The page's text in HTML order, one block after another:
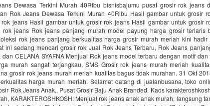
Dewasa Terkini Murah 40Ribu bisnisbajumu pusat grosir rok jeans
Rok Jeans Dewasa Terkini Murah 40Ribu Hasil gambar untuk grosir
jeans Hasil gambar untuk grosir rok jeans Hasil gambar untuk grosir
rok jeans Rok jeans panjang murah model payung harga grosir terlaris
rok jeans panjang berkualitas harga grosir murah meriah kini
ini sedang mencari grosir rok Jual Rok Jeans Terbaru, Rok Jeans
CELANA SYAFNA Menjual Rok jeans model terbaru dengan motif dan
murah sangat terjangkau, SMS Grosir rok jeans murah meriah
grosir rok jeans murah meriah kualitas bagus tidak murahan. 31 Okt
harga murah meriah. Selamat datang di jualanbusana, toko
Rok Jeans Anak,, Pusat Grosir Baju Anak Branded, Kaos
KARAKTEROSHKOSH: Menjual rok jeans anak anak murah, langsung